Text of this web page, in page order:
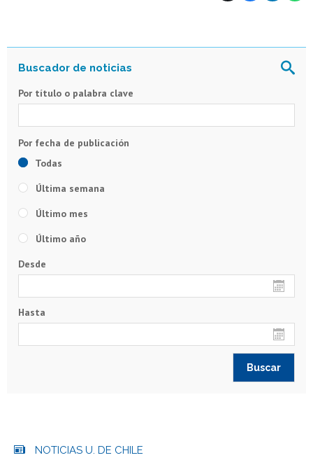
Por título o palabra clave
Todas
Última semana
Último mes
Último año
Desde
Hasta
NOTICIAS U. DE CHILE